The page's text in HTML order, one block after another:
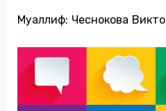
Муаллиф: Чеснокова